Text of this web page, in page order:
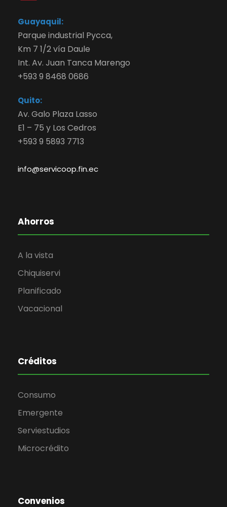
Guayaquil:
Parque industrial Pycca,
Km 7 1/2 vía Daule
Int. Av. Juan Tanca Marengo
+593 9 8468 0686
Quito:
Av. Galo Plaza Lasso
E1 – 75 y Los Cedros
+593 9 5893 7713
info@servicoop.fin.ec
Ahorros
A la vista
Chiquiservi
Planificado
Vacacional
Créditos
Consumo
Emergente
Serviestudios
Microcrédito
Convenios